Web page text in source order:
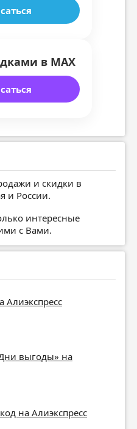
в MAX
и скидки в
и России.
интересные
с Вами.
Алиэкспресс
выгоды» на
на Алиэкспресс